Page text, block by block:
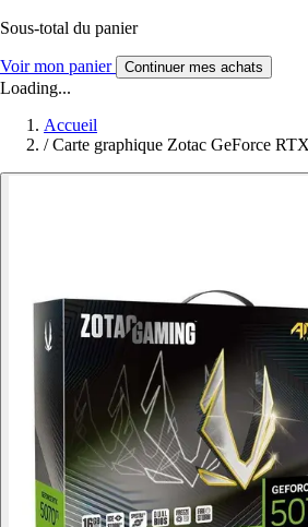
Sous-total du panier
Voir mon panier Continuer mes achats
Loading...
Accueil
/ Carte graphique Zotac GeForce